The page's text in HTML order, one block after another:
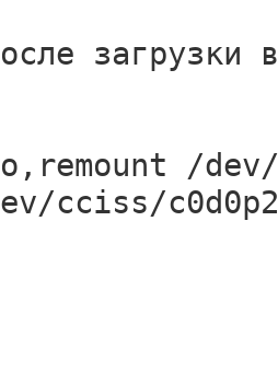
загрузки
/
cciss/c0d0p2